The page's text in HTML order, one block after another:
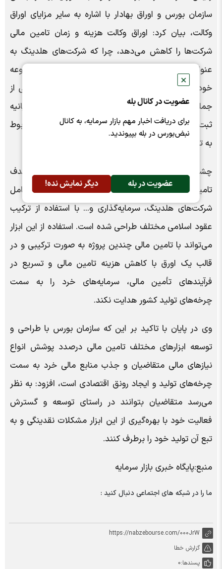
✕
عضویت در کانال بله
برای دریافت اخبار مهم بازار سرمایه، به کانال
نبض‌بورس در بله بپیوندید.
عضویت در بله دیگر نمایش نده!
سازمان بورس و اوراق بهادار با اشاره به سایر مزایای اوراق
وکالت، بیان کرد: اوراق وکالت هزینه و زمان تامین مالی
شرکت‌ها را کاهش می‌دهد، چرا که شرکت‌های هلدینگ‌ به
عنوان بانی انتشار اوراق، به نیابت از شرکت‌های زیرمجموعه
خود که قصد تامین مالی دارند، یکبار مسیر تامین مالی از
جمله ارائه مدارک و مستندات انتشار اوراق، حسابرسی بیانیه
ثبت، انعقاد قراردادها با ارکان را طی کرده و هزینه‌های مربوط
به تامین مالی را پرداخت می‌کند.
چشان گفت: اوراق وکالت یکی از ابزارهای بدهی با هدف
تامین مالی طیف گستردهای از متقاضیان تامین مالی شامل
شرکت‌های هلدینگ، سرمایه‌گذاری و... با استفاده از ترکیب
عقود اسلامی مختلف طراحی شده است. استفاده از این ابزار
می‌تواند با تامین مالی چندین پروژه به صورت ترکیبی و در
قالب یک اورق با کاهش هزینه تامین مالی و تسریع در
فرآیندهای تأمین مالی، سرمایه‌های خرد را به سمت
چرخه‌های تولید کشور هدایت نکند.
وی در پایان با تاکید بر این که سازمان بورس با طراحی و
توسعه ابزارهای مختلف تامین مالی درصدد پوشش انواع
نیازهای مالی متقاضیان و جذب منابع مالی خرد به سمت
چرخه‌های تولید و ایجاد رونق اقتصادی است، افزود: به نظر
می‌رسد متقاضیان بتوانند در راستای توسعه و گسترش
فعالیت خود با بهره‌گیری از این ابزار مشکلات نقدینگی و به
تبع آن تولید خود را برطرف کنند.
منبع:پایگاه خبری بازار سرمایه
ما را در شبکه های اجتماعی دنبال کنید :
https://nabzebourse.com/000JrW
گزارش خطا
پسندها:0